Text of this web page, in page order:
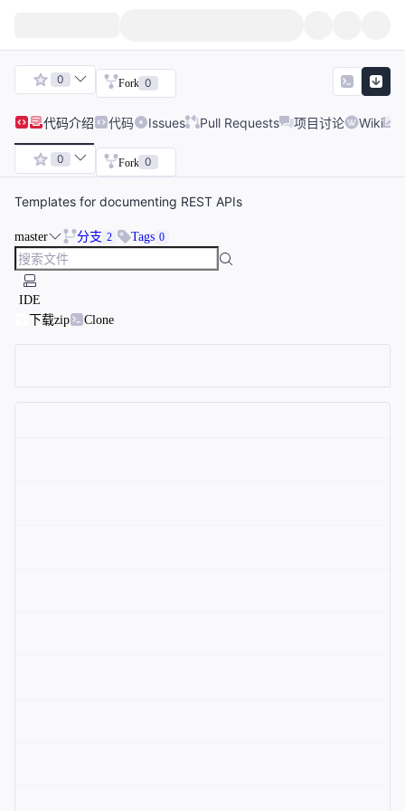
0 Fork 0
代码介绍 代码 Issues Pull Requests 项目讨论 Wiki
0 Fork 0
Templates for documenting REST APIs
master 分支 2 Tags 0
IDE
下载zip
Clone